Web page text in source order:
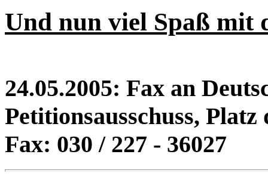
Und nun viel Spaß mit
24.05.2005: Fax an
Petitionsausschuss,
Fax: 030 / 227 - 36027